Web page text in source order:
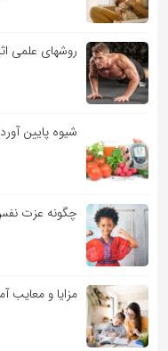
روشهای علمی
شیوه پایین
چگونه عزت
مزایا و معایب